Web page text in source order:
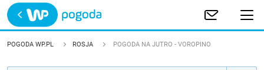
Trwa ładowanie
POLSKA
POGODA WP.PL ROSJA POGODA NA JUTRO - VOROPINO